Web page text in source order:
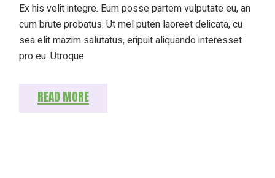
Ex his velit integre. Eum posse partem vulputate eu, an
cum brute probatus. Ut mel puten laoreet delicata, cu
sea elit mazim salutatus, eripuit aliquando interesset
pro eu. Utroque
READ MORE